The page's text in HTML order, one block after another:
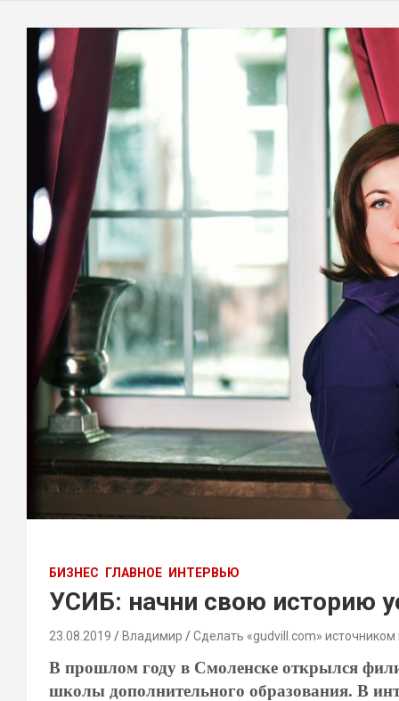
БИЗНЕС ГЛАВНОЕ ИНТЕРВЬЮ
УСИБ: начни свою историю
23.08.2019 Владимир Сделать «gudvill.com» источником
В прошлом году в Смоленске открылся
школы дополнительного образования. В